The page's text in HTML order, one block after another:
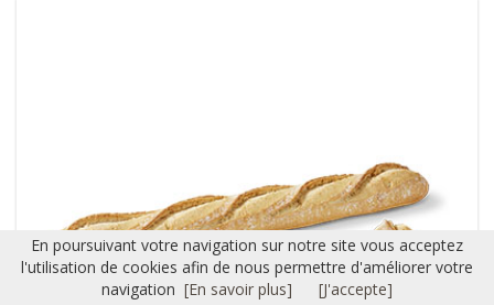
En poursuivant votre navigation sur notre site vous acceptez
l'utilisation de cookies afin de nous permettre d'améliorer votre
navigation [En savoir plus] [J'accepte]